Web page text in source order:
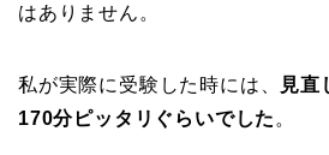
はありません。
私が実際に受験した時には、
見直
170分ピッタリぐらいでした 。